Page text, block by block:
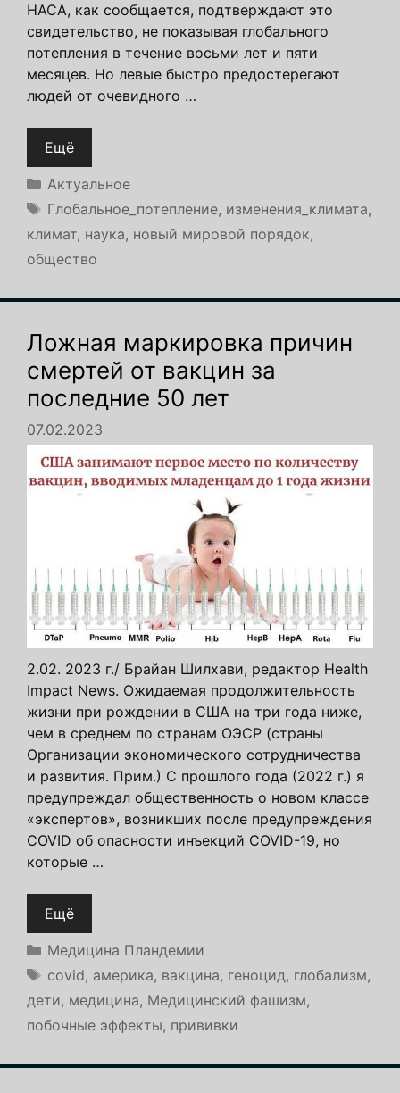
НАСА, как сообщается, подтверждают это
свидетельство, не показывая глобального
потепления в течение восьми лет и пяти
месяцев. Но левые быстро предостерегают
людей от очевидного …
Ещё
Рубрики
Актуальное
Метки
Глобальное_потепление, изменения_климата,
климат, наука, новый мировой порядок,
общество
Ложная маркировка причин
смертей от вакцин за
последние 50 лет
07.02.2023
2.02. 2023 г./ Брайан Шилхави, редактор Health
Impact News. Ожидаемая продолжительность
жизни при рождении в США на три года ниже,
чем в среднем по странам ОЭСР (страны
Организации экономического сотрудничества
и развития. Прим.) С прошлого года (2022 г.) я
предупреждал общественность о новом классе
«экспертов», возникших после предупреждения
COVID об опасности инъекций COVID-19, но
которые …
Ещё
Рубрики
Медицина Пландемии
Метки
covid, америка, вакцина, геноцид, глобализм,
дети, медицина, Медицинский фашизм,
побочные эффекты, прививки